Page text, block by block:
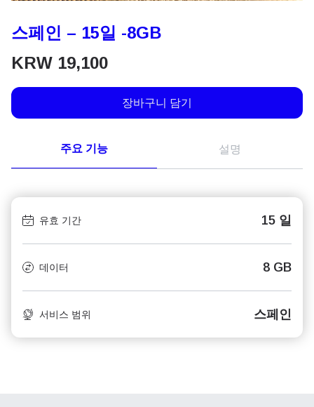
스페인 – 15일 -8GB
KRW 19,100
장바구니 담기
주요 기능 설명
유효 기간 15 일
데이터 8 GB
서비스 범위 스페인